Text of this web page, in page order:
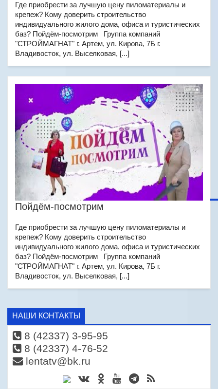
Где приобрести за лучшую цену пиломатериалы и
крепеж? Кому доверить строительство
индивидуального жилого дома, офиса и туристических
баз? Пойдём-посмотрим Группа компаний
"СТРОЙМАГНАТ" г. Артем, ул. Кирова, 7Б г.
Владивосток, ул. Выселковая, [...]
Пойдём-посмотрим
Где приобрести за лучшую цену пиломатериалы и
крепеж? Кому доверить строительство
индивидуального жилого дома, офиса и туристических
баз? Пойдём-посмотрим Группа компаний
"СТРОЙМАГНАТ" г. Артем, ул. Кирова, 7Б г.
Владивосток, ул. Выселковая, [...]
НАШИ КОНТАКТЫ
8 (42337) 3-95-95
8 (42337) 4-76-52
lentatv@bk.ru